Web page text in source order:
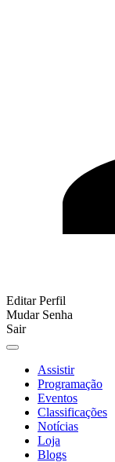
Editar Perfil
Mudar Senha
Sair
Assistir
Programação
Eventos
Classificações
Notícias
Loja
Blogs